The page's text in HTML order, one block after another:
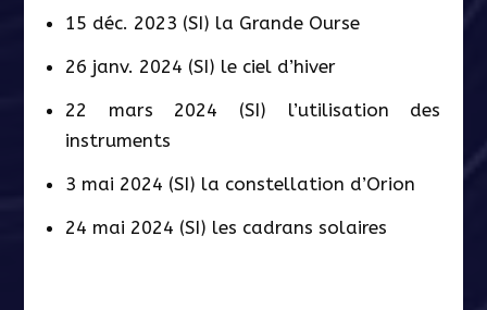
15 déc. 2023 (SI) la Grande Ourse
26 janv. 2024 (SI) le ciel d’hiver
22 mars 2024 (SI) l’utilisation des
instruments
3 mai 2024 (SI) la constellation d’Orion
24 mai 2024 (SI) les cadrans solaires